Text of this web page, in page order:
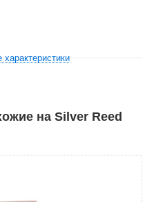
характеристики
на Silver Reed